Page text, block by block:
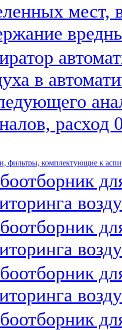
мест,
в
фильтры, комплектующие к